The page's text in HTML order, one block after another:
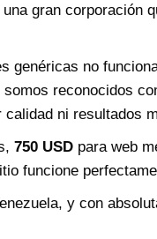
gran corporación
genéricas no
reconocidos
ni resultados
750 USD para web
funcione
y con